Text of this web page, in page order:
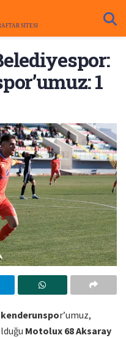
1
r’umuz,
Motolux 68 Aksaray